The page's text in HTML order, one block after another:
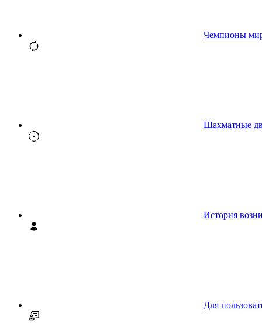
Чемпионы
Шахматные
История
Для